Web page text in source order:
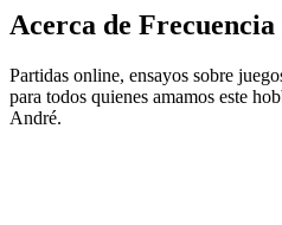
Acerca de
Partidas online, ensayos sobre
para todos quienes amamos este
André.